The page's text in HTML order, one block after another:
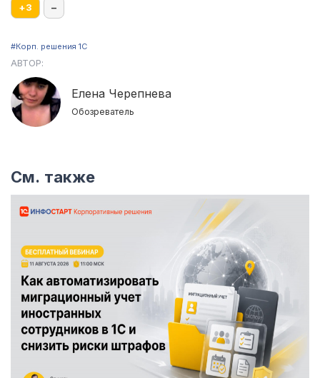
+3 –
#Корп. решения 1С
АВТОР:
Елена Черепнева
Обозреватель
См. также